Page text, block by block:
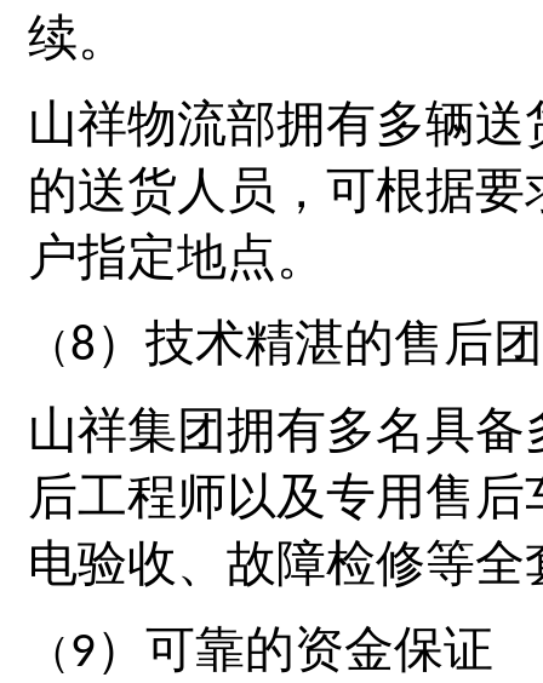
续。
山祥物流部拥有多辆
的送货人员，可根据
户指定地点。
（ 8）技术精湛的售后
山祥集团拥有多名具
后工程师以及专用售
电验收、故障检修等
（ 9）可靠的资金保证